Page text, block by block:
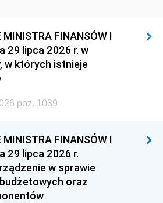
FINANSÓW I
29 lipca 2026 r. w
w których istnieje
poz. 1039
FINANSÓW I
29 lipca 2026 r.
w sprawie
oraz